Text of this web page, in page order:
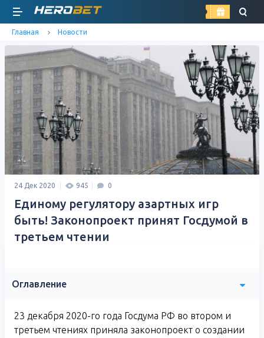
найти
Главная Новости
24 Дек 2020 945 0
Единому регулятору азартных игр
быть! Законопроект принят Госдумой в
третьем чтении
Оглавление
23 декабря 2020-го года Госдума РФ во втором и
третьем чтениях приняла законопроект о создании